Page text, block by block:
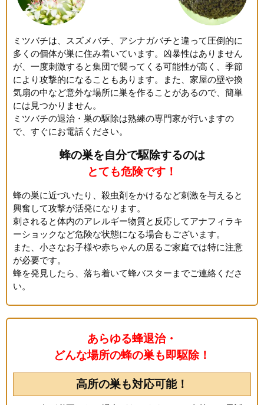
ミツバチは、スズメバチ、アシナガバチと違って圧倒的に
多くの個体が巣に住み着いています。凶暴性はありません
が、一度刺激すると集団で襲ってくる可能性が高く、季節
により攻撃的になることもあります。また、家屋の壁や換
気扇の中など意外な場所に巣を作ることがあるので、簡単
には見つかりません。
ミツバチの退治・巣の駆除は熟練の専門家が行いますの
で、すぐにお電話ください。
蜂の巣を自分で駆除するのは
とても危険です！
蜂の巣に近づいたり、殺虫剤をかけるなど刺激を与えると
興奮して攻撃が活発になります。
刺されると体内のアレルギー物質と反応してアナフィラキ
ーショックなど危険な状態になる場合もございます。
また、小さなお子様や赤ちゃんの居るご家庭では特に注意
が必要です。
蜂を発見したら、落ち着いて蜂バスターまでご連絡くださ
い。
あらゆる蜂退治・
どんな場所の蜂の巣も即駆除！
高所の巣も対応可能！